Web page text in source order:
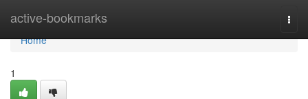
active-bookmarks
Home
Home
1